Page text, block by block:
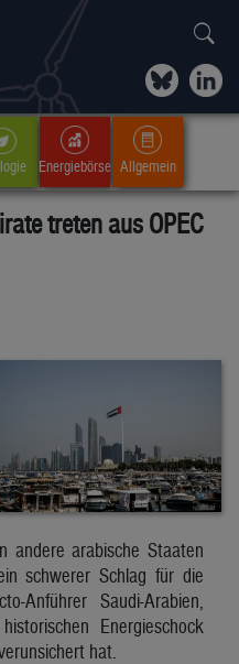
Energiebörse Allgemein
treten aus OPEC
andere arabische Staaten
schwerer Schlag für die
Anführer Saudi-Arabien,
Energieschock
hat.